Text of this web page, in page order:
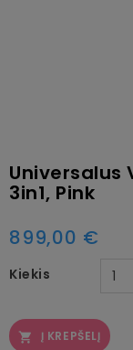
Universalus
3in1, Pink
899,00 €
Kiekis
 Į KREPŠELĮ